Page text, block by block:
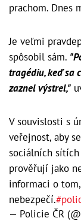
prachom. Dnes
Je veľmi
spôsobil sám.
tragédiu, keď sa
zaznel výstrel,"
V souvislosti s
veřejnost, aby
sociálních
prověřují jako
informaci o
nebezpečí.
— Policie ČR